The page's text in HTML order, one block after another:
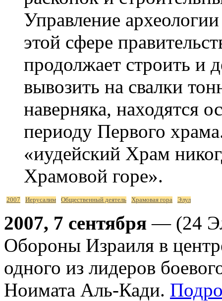
Управление
этой сфере
продолжает строить и
вывозить на свалки
наверняка, находятся
периоду Первого
«иудейский Храм
Храмовой горе».
2007 Иерусалим Общественный деятель Храмовая гора Элул
2007, 7 сентября — (24
Обороны Израиля в
одного из лидеров
Ноимата Аль-Кади.